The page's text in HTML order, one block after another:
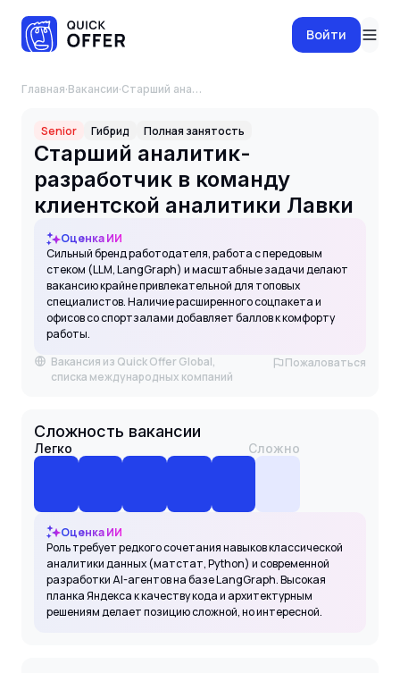
Войти
Главная·Вакансии· Старший аналитик-разработчик в команду клиентской аналитики Лавки
Senior Гибрид Полная занятость
Старший аналитик-
разработчик в команду
клиентской аналитики Лавки
Оценка ИИ
Сильный бренд работодателя, работа с передовым
стеком (LLM, LangGraph) и масштабные задачи делают
вакансию крайне привлекательной для топовых
специалистов. Наличие расширенного соцпакета и
офисов со спортзалами добавляет баллов к комфорту
работы.
Вакансия из Quick Offer Global,
списка международных компаний
Пожаловаться
Сложность вакансии
Легко Сложно
Оценка ИИ
Роль требует редкого сочетания навыков классической
аналитики данных (матстат, Python) и современной
разработки AI-агентов на базе LangGraph. Высокая
планка Яндекса к качеству кода и архитектурным
решениям делает позицию сложной, но интересной.